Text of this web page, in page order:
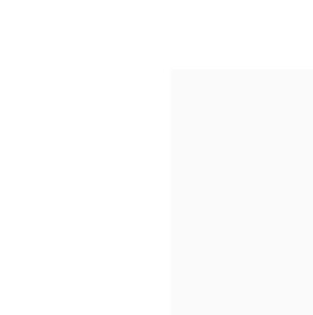
お食事は、卓
結びは、日本
伝えに。最後
感謝してくだ
エンドロール
白ドレスは購
手話がしやす